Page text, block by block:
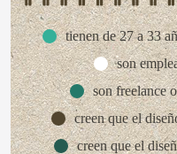
tienen de 27 a 33
son
son freelance
creen que el
creen que el